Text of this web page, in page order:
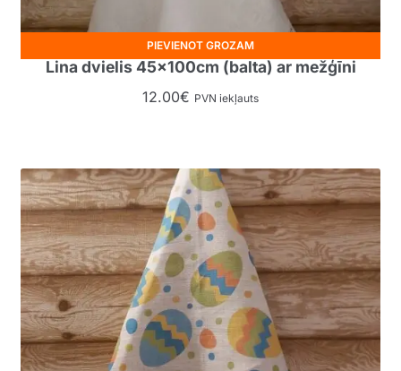
Lina dvielis 45x100cm (balta) ar mežģīni
12.00€ PVN iekļauts
PIEVIENOT GROZAM